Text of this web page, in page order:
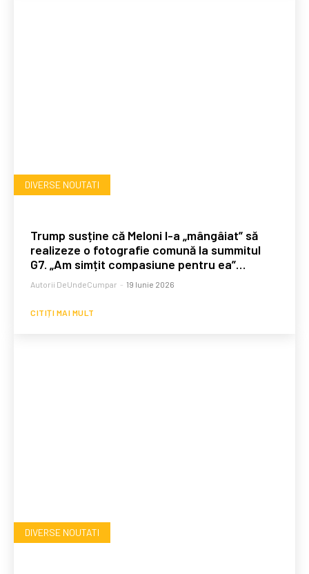
DIVERSE NOUTATI
Trump susține că Meloni l-a „mângâiat” să
realizeze o fotografie comună la summitul
G7. „Am simțit compasiune pentru ea”…
Autorii DeUndeCumpar - 19 Iunie 2026
CITIȚI MAI MULT
DIVERSE NOUTATI